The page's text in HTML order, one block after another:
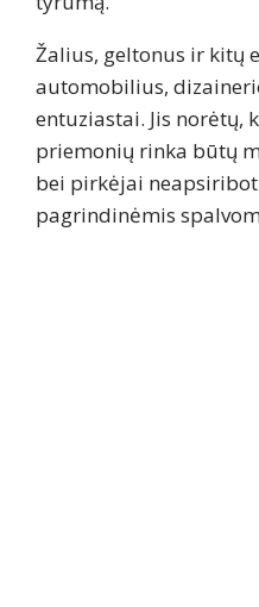
Žalius, geltonus ir kitų
automobilius,
entuziastai. Jis norėtų,
priemonių rinka būtų
bei pirkėjai
pagrindinėmis